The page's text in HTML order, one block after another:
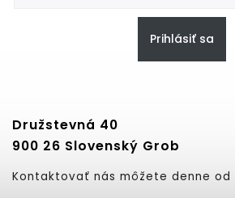
Prihlásiť sa
Družstevná 40
900 26 Slovenský Grob
Kontaktovať nás môžete denne od